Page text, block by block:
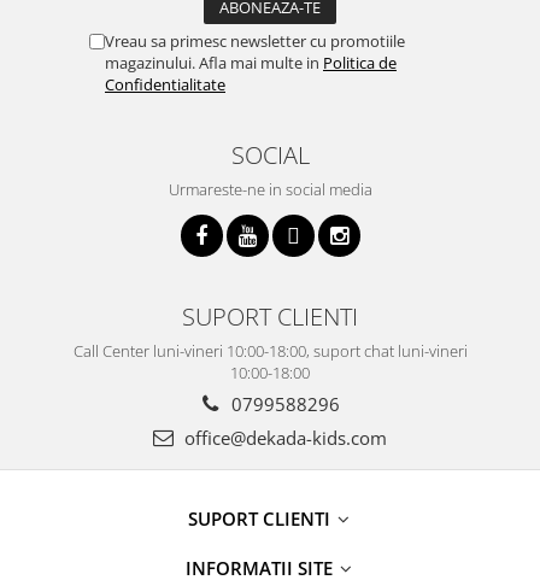
Vreau sa primesc newsletter cu promotiile
magazinului. Afla mai multe in Politica de
Confidentialitate
SOCIAL
Urmareste-ne in social media
SUPORT CLIENTI
Call Center luni-vineri 10:00-18:00, suport chat luni-vineri
10:00-18:00
0799588296
office@dekada-kids.com
SUPORT CLIENTI
INFORMATII SITE